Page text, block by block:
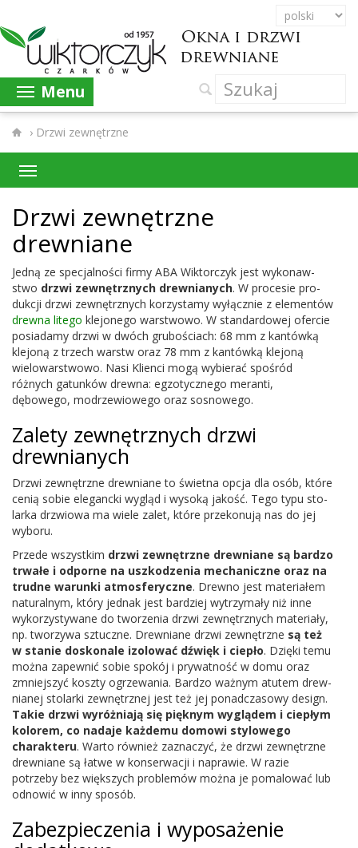
Menu
› Drzwi zewnętrzne
Drzwi zewnętrzne
drewniane
Jedną ze spec­jal­ności firmy ABA Wik­tor­czyk jest wykon­aw­
stwo drzwi zewnętrznych drew­ni­anych. W pro­ce­sie pro­
dukcji drzwi zewnętrznych korzys­tamy wyłącznie z ele­men­tów
drewna litego kle­jonego warst­wowo. W stan­dar­d­owej ofer­cie
posi­adamy drzwi w dwóch gruboś­ci­ach: 68 mm z kan­tówką
kle­joną z trzech warstw oraz 78 mm z kan­tówką kle­joną
wielowarst­wowo. Nasi Klienci mogą wybierać spośród
różnych gatunków drewna: egzo­ty­cznego mer­anti,
dębowego, mod­rzewiowego oraz sosnowego.
Zalety zewnętrznych drzwi
drewnianych
Drzwi zewnętrzne drew­ni­ane to świetna opcja dla osób, które
cenią sobie ele­gancki wygląd i wysoką jakość. Tego typu sto­
larka drzwiowa ma wiele zalet, które przekonują nas do jej
wyboru.
Przede wszys­tkim drzwi zewnętrzne drew­ni­ane są bardzo
trwałe i odporne na uszkodzenia mechan­iczne oraz na
trudne warunki atmos­fer­yczne. Drewno jest mate­ri­ałem
nat­u­ral­nym, który jed­nak jest bardziej wytrzy­mały niż inne
wyko­rzysty­wane do tworzenia drzwi zewnętrznych mate­ri­ały,
np. tworzywa sztuczne. Drew­ni­ane drzwi zewnętrzne są też
w stanie doskonale izolować dźwięk i ciepło. Dzięki temu
można zapewnić sobie spokój i pry­wat­ność w domu oraz
zmniejszyć koszty ogrze­wa­nia. Bardzo ważnym atutem drew­
ni­anej sto­larki zewnętrznej jest też jej pon­ad­cza­sowy design.
Takie drzwi wyróż­ni­ają się pięknym wyglą­dem i ciepłym
kolorem, co nadaje każdemu domowi sty­lowego
charak­teru. Warto również zaz­naczyć, że drzwi zewnętrzne
drew­ni­ane są łatwe w kon­serwacji i naprawie. W razie
potrzeby bez więk­szych prob­lemów można je poma­lować lub
odnowić w inny sposób.
Zabez­pieczenia i wyposaże­nie